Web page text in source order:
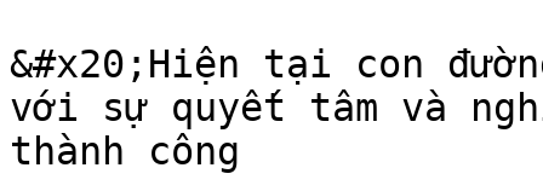
&#x20;Hiện tại con
với sự quyết tâm và
thành công